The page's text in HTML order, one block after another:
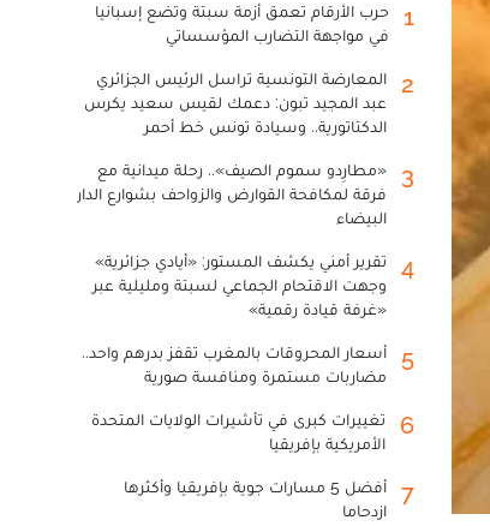
1
حرب الأرقام تعمق أزمة سبتة وتضع إسبانيا
في مواجهة التضارب المؤسساتي
2
المعارضة التونسية تراسل الرئيس الجزائري
عبد المجيد تبون: دعمك لقيس سعيد يكرس
الدكتاتورية.. وسيادة تونس خط أحمر
3
«مطارِدو سموم الصيف».. رحلة ميدانية مع
فرقة لمكافحة القوارض والزواحف بشوارع الدار
البيضاء
4
تقرير أمني يكشف المستور: «أيادي جزائرية»
وجهت الاقتحام الجماعي لسبتة ومليلية عبر
«غرفة قيادة رقمية»
5
أسعار المحروقات بالمغرب تقفز بدرهم واحد..
مضاربات مستمرة ومنافسة صورية
6
تغييرات كبرى في تأشيرات الولايات المتحدة
الأمريكية بإفريقيا
7
أفضل 5 مسارات جوية بإفريقيا وأكثرها
ازدحاما